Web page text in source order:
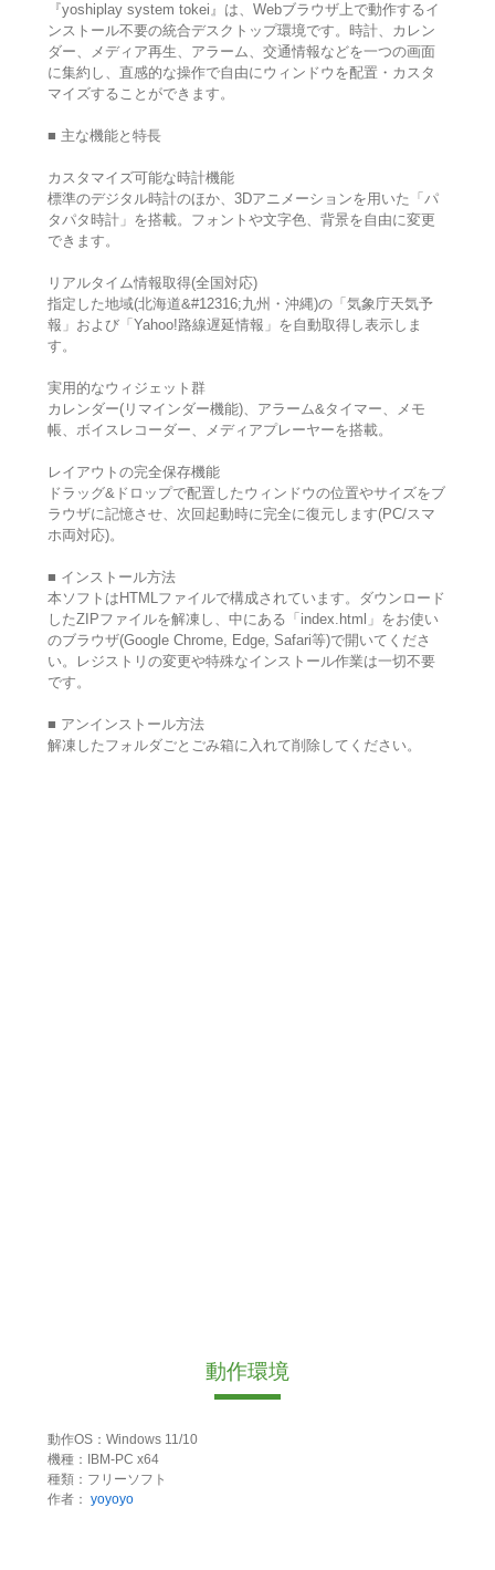
『yoshiplay system tokei』は、Webブラウザ上で動作するイ
ンストール不要の統合デスクトップ環境です。時計、カレン
ダー、メディア再生、アラーム、交通情報などを一つの画面
に集約し、直感的な操作で自由にウィンドウを配置・カスタ
マイズすることができます。
■ 主な機能と特長
カスタマイズ可能な時計機能
標準のデジタル時計のほか、3Dアニメーションを用いた「パ
タパタ時計」を搭載。フォントや文字色、背景を自由に変更
できます。
リアルタイム情報取得(全国対応)
指定した地域(北海道&#12316;九州・沖縄)の「気象庁天気予
報」および「Yahoo!路線遅延情報」を自動取得し表示しま
す。
実用的なウィジェット群
カレンダー(リマインダー機能)、アラーム&タイマー、メモ
帳、ボイスレコーダー、メディアプレーヤーを搭載。
レイアウトの完全保存機能
ドラッグ&ドロップで配置したウィンドウの位置やサイズをブ
ラウザに記憶させ、次回起動時に完全に復元します(PC/スマ
ホ両対応)。
■ インストール方法
本ソフトはHTMLファイルで構成されています。ダウンロード
したZIPファイルを解凍し、中にある「index.html」をお使い
のブラウザ(Google Chrome, Edge, Safari等)で開いてくださ
い。レジストリの変更や特殊なインストール作業は一切不要
です。
■ アンインストール方法
解凍したフォルダごとごみ箱に入れて削除してください。
動作環境
動作OS：Windows 11/10
機種：IBM-PC x64
種類：フリーソフト
作者： yoyoyo